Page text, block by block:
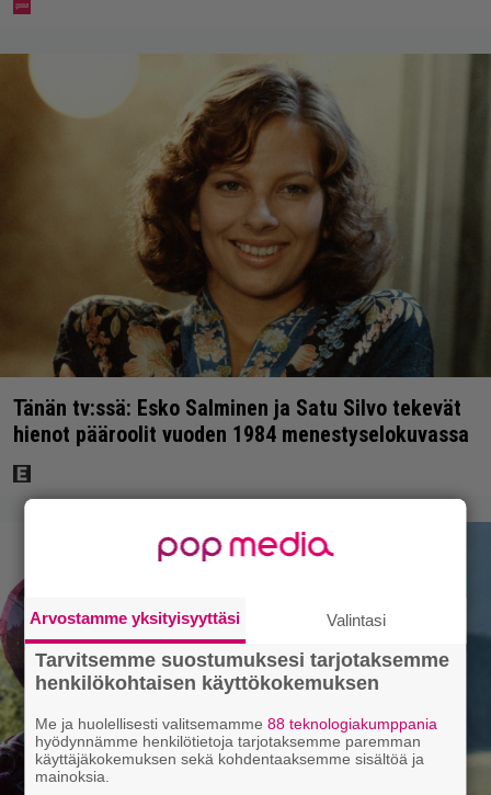
Tänän tv:ssä: Esko Salminen ja Satu Silvo tekevät
hienot pääroolit vuoden 1984 menestyselokuvassa
Arvostamme yksityisyyttäsi Valintasi
Tarvitsemme suostumuksesi tarjotaksemme
henkilökohtaisen käyttökokemuksen
Me ja huolellisesti valitsemamme88 teknologiakumppania
hyödynnämme henkilötietoja tarjotaksemme paremman
käyttäjäkokemuksen sekä kohdentaaksemme sisältöä ja
mainoksia.